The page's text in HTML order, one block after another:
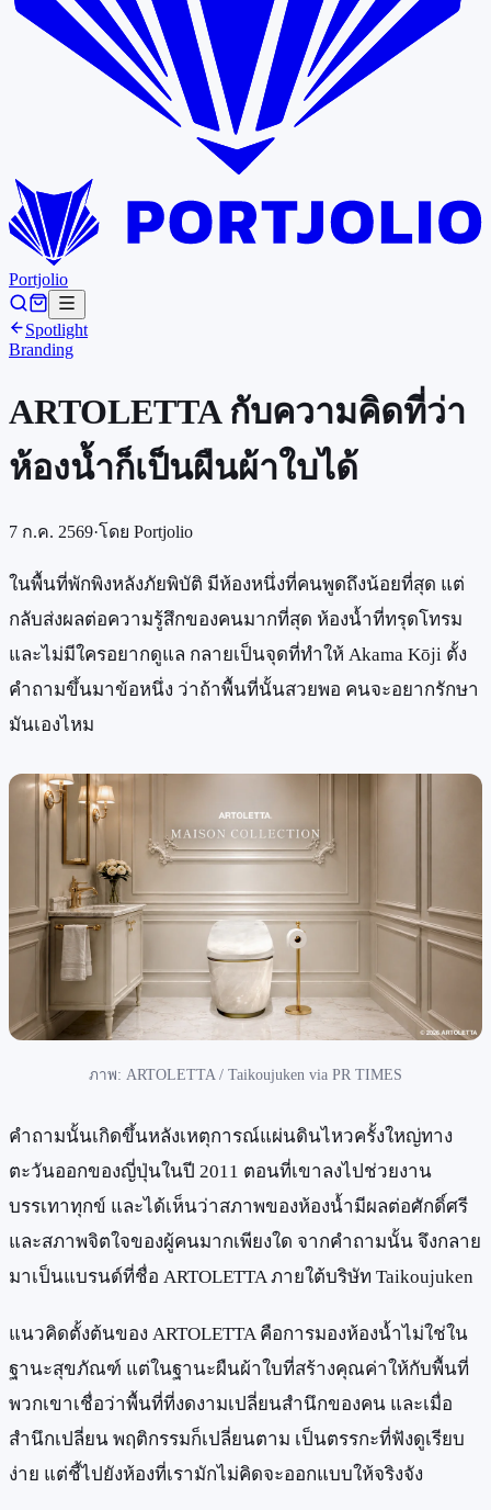
Portjolio
Spotlight
Branding
ARTOLETTA กับความคิดที่ว่า
ห้องน้ำก็เป็นผืนผ้าใบได้
7 ก.ค. 2569·โดย Portjolio
ในพื้นที่พักพิงหลังภัยพิบัติ มีห้องหนึ่งที่คนพูดถึงน้อยที่สุด แต่
กลับส่งผลต่อความรู้สึกของคนมากที่สุด ห้องน้ำที่ทรุดโทรม
และไม่มีใครอยากดูแล กลายเป็นจุดที่ทำให้ Akama Kōji ตั้ง
คำถามขึ้นมาข้อหนึ่ง ว่าถ้าพื้นที่นั้นสวยพอ คนจะอยากรักษา
มันเองไหม
ภาพ: ARTOLETTA / Taikoujuken via PR TIMES
คำถามนั้นเกิดขึ้นหลังเหตุการณ์แผ่นดินไหวครั้งใหญ่ทาง
ตะวันออกของญี่ปุ่นในปี 2011 ตอนที่เขาลงไปช่วยงาน
บรรเทาทุกข์ และได้เห็นว่าสภาพของห้องน้ำมีผลต่อศักดิ์ศรี
และสภาพจิตใจของผู้คนมากเพียงใด จากคำถามนั้น จึงกลาย
มาเป็นแบรนด์ที่ชื่อ ARTOLETTA ภายใต้บริษัท Taikoujuken
แนวคิดตั้งต้นของ ARTOLETTA คือการมองห้องน้ำไม่ใช่ใน
ฐานะสุขภัณฑ์ แต่ในฐานะผืนผ้าใบที่สร้างคุณค่าให้กับพื้นที่
พวกเขาเชื่อว่าพื้นที่ที่งดงามเปลี่ยนสำนึกของคน และเมื่อ
สำนึกเปลี่ยน พฤติกรรมก็เปลี่ยนตาม เป็นตรรกะที่ฟังดูเรียบ
ง่าย แต่ชี้ไปยังห้องที่เรามักไม่คิดจะออกแบบให้จริงจัง